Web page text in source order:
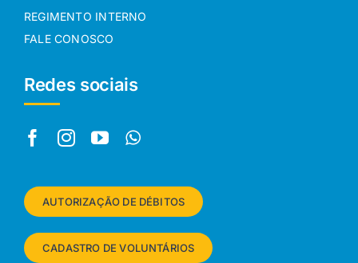
REGIMENTO INTERNO
FALE CONOSCO
Redes sociais
AUTORIZAÇÃO DE DÉBITOS
CADASTRO DE VOLUNTÁRIOS